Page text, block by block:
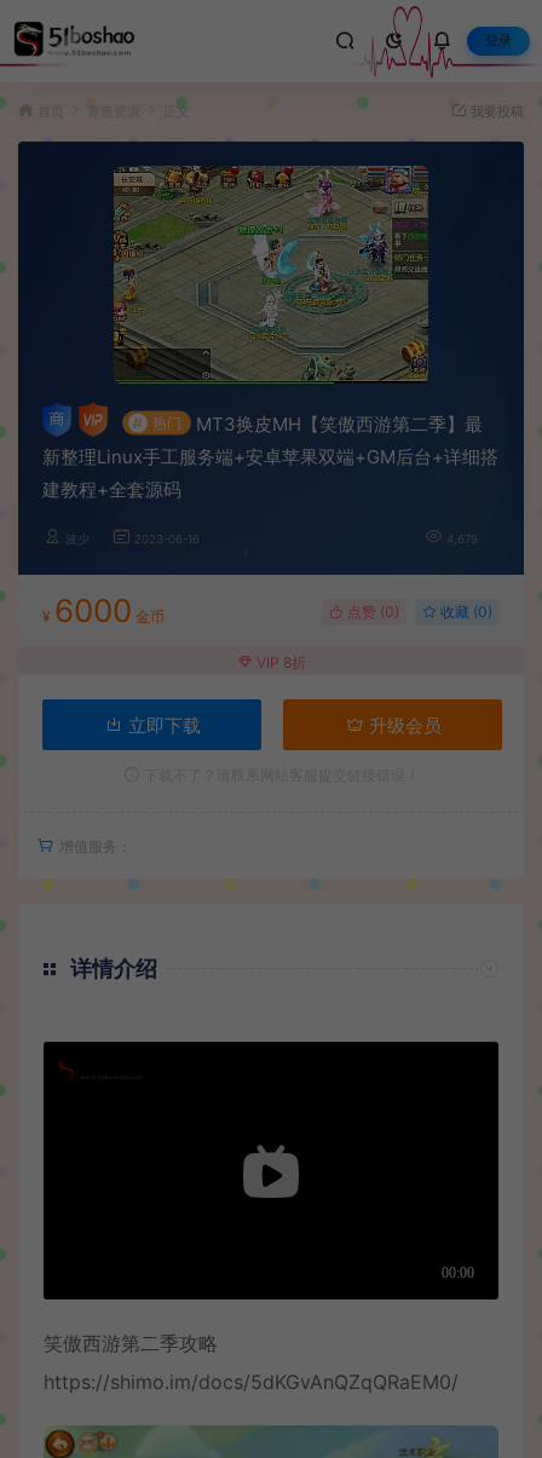
登录
寄售资源 正文 我要投稿
# 热门
MT3换皮MH【笑傲西游第二季】最
新整理Linux手工服务端+安卓苹果双端+GM后台+详细搭
建教程+全套源码
波少 2023-06-16 4,679
¥ 6000 金币 点赞 (0) 收藏 (0)
VIP 8折
立即下载 升级会员
增值服务：
详情介绍
笑傲西游第二季攻略
https://shimo.im/docs/5dKGvAnQZqQRaEM0/